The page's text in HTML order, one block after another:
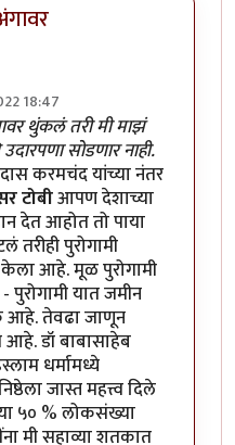
18:47
आणि लिबरलby
थुंकलं तरी मी माझं
सोडणार नाही.
करमचंद यांच्या नंतर
टोबीआपण देशाच्या
देत आहोत तो पाया
तरीही पुरोगामी
आहे. मूळ पुरोगामी
यात जमीन
आहे. तेवढा जाणून
डॉ बाबासाहेब
धर्मामध्ये
जास्त महत्त्व दिले
५० % लोकसंख्या
मी सहाव्या शतकात